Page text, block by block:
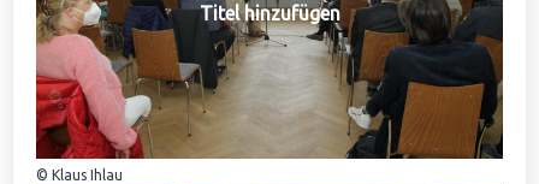
Titel hinzufügen
© Klaus Ihlau